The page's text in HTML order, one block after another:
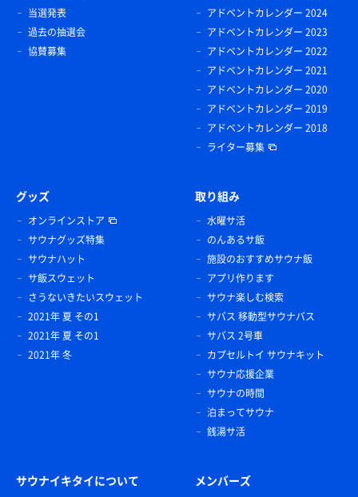
当選発表
過去の抽選会
協賛募集
アドベントカレンダー 2024
アドベントカレンダー 2023
アドベントカレンダー 2022
アドベントカレンダー 2021
アドベントカレンダー 2020
アドベントカレンダー 2019
アドベントカレンダー 2018
ライター募集
グッズ
オンラインストア
サウナグッズ特集
サウナハット
サ飯スウェット
さうないきたいスウェット
2021年 夏 その1
2021年 夏 その1
2021年 冬
取り組み
水曜サ活
のんあるサ飯
施設のおすすめサウナ飯
アプリ作ります
サウナ楽しむ検索
サバス 移動型サウナバス
サバス 2号車
カプセルトイ サウナキット
サウナ応援企業
サウナの時間
泊まってサウナ
銭湯サ活
サウナイキタイについて メンバーズ